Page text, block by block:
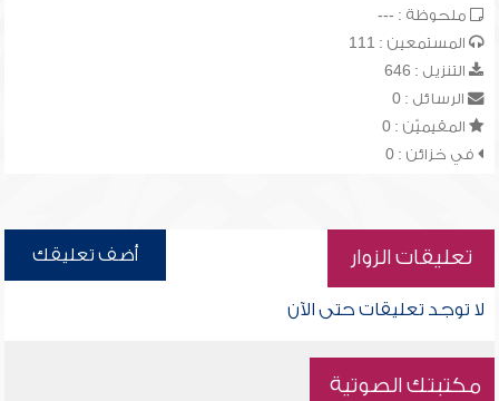
ملحوظة : ---
المستمعين : 111
التنزيل : 646
الرسائل : 0
المقيميّن : 0
في خزائن : 0
تعليقات الزوار أضف تعليقك
لا توجد تعليقات حتى الآن
مكتبتك الصوتية